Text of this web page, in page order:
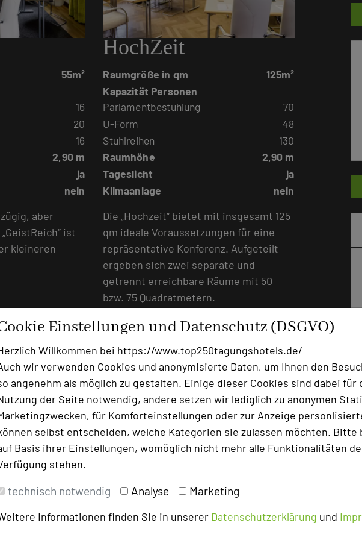
Einstellungen und Datenschutz (DSGVO)
Willkommen bei https://www.top250tagungshotels.de/
wir verwenden Cookies und anonymisierte Daten, um Ihnen den
angenehm als möglich zu gestalten. Einige dieser Cookies sind dabei für
der Seite notwendig, andere setzen wir lediglich zu anonymen
für Komforteinstellungen oder zur Anzeige
selbst entscheiden, welche Kategorien sie zulassen möchten. Bitte
Basis ihrer Einstellungen, womöglich nicht mehr alle Funktionalitäten
stehen.
technisch notwendig Analyse Marketing
Informationen finden Sie in unserer Datenschutzerklärung und
55m²
16
20
16
2,90 m
ja
nein
aber
ist
kleineren
HochZeit
Raumgröße in qm
125m²
Kapazität Personen
Parlamentbestuhlung
70
U-Form
48
Stuhlreihen
130
Raumhöhe
2,90 m
Tageslicht
ja
Klimaanlage
nein
Die „Hochzeit“ bietet mit insgesamt 125
qm ideale Voraussetzungen für eine
repräsentative Konferenz. Aufgeteilt
ergeben sich zwei separate und
getrennt erreichbare Räume mit 50
bzw. 75 Quadratmetern.
85m²
Raumgröße in qm
25m²